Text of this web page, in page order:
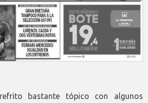
bastante tópico con algunos